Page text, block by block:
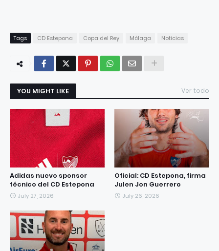
Tags CD Estepona Copa del Rey Málaga Noticias
YOU MIGHT LIKE Ver todo
Adidas nuevo sponsor
técnico del CD Estepona
July 27, 2026
Oficial: CD Estepona, firma
Julen Jon Guerrero
July 26, 2026